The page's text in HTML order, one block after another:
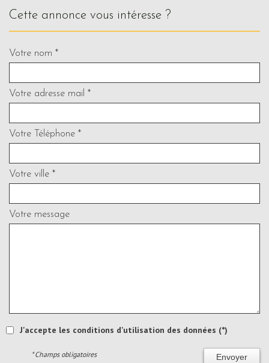
cette annonce vous intéresse ?
Votre nom *
Votre adresse mail *
Votre Téléphone *
Votre ville *
Votre message
J'accepte les conditions d'utilisation des données (*)
Envoyer
* Champs obligatoires